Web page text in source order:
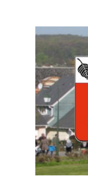
contenu